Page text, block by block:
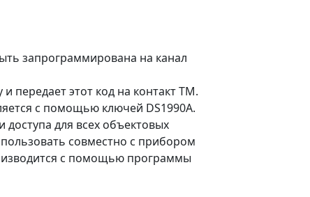
запрограммирована на канал
передает этот код на контакт TM.
с помощью ключей DS1990A.
для всех объектовых
совместно с прибором
с помощью программы